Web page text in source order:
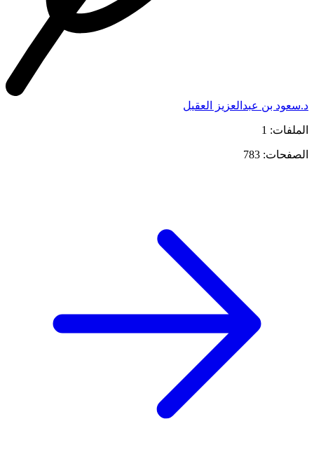
د.سعود بن عبدالعزيز العقيل
الملفات: 1
الصفحات: 783